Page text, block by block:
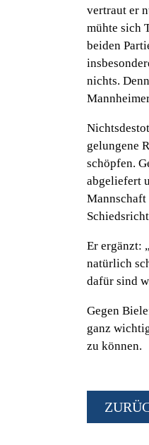
vertraut er
mühte sich
beiden
nichts.
gelungene
schöpfen.
abgeliefert
Mannschaft
Er ergänzt:
natürlich
dafür sind
Gegen
ganz
zu können.